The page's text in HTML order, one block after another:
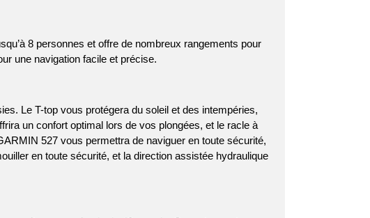
8 personnes et offre de nombreux rangements pour
une navigation facile et précise.
Le T-top vous protégera du soleil et des intempéries,
un confort optimal lors de vos plongées, et le racle à
527 vous permettra de naviguer en toute sécurité,
en toute sécurité, et la direction assistée hydraulique